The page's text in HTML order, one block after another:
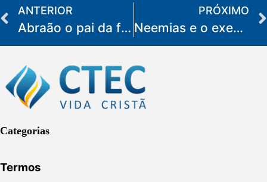
ANTERIOR
Abraão o pai da fé: sua história e legado
PRÓXIMO
Neemias e o exemplo de liderança
Categorias
Termos